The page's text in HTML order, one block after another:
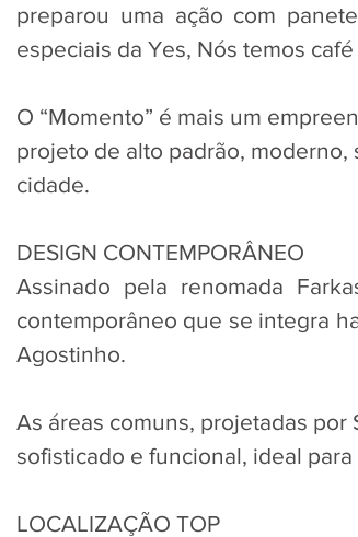
preparou uma ação com
especiais da Yes, Nós temos café
O “Momento” é mais um
projeto de alto padrão,
cidade.
DESIGN CONTEMPORÂNEO
Assinado pela renomada
contemporâneo que se integra
Agostinho.
As áreas comuns, projetadas
sofisticado e funcional, ideal
LOCALIZAÇÃO TOP